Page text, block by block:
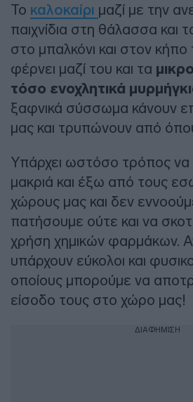
Το καλοκαίρι μαζί με την
παιχνίδια στη θάλασσα και
στο μπαλκόνι και στον κήπο
φέρνει μαζί του και τα
τόσο ενοχλητικά
ξαφνικά σύσσωμα κάνουν
μας και τρυπώνουν από
Υπάρχει ωστόσο τρόπος
μακριά και έξω από τους
χώρους μας και δεν
πατήσουμε ούτε και να
χρήση χημικών φαρμάκων.
υπάρχουν εύκολοι και
οποίους μπορούμε να
είσοδο τους στο χώρο μας!
ΔΙΑΦΗΜΙΣΗ